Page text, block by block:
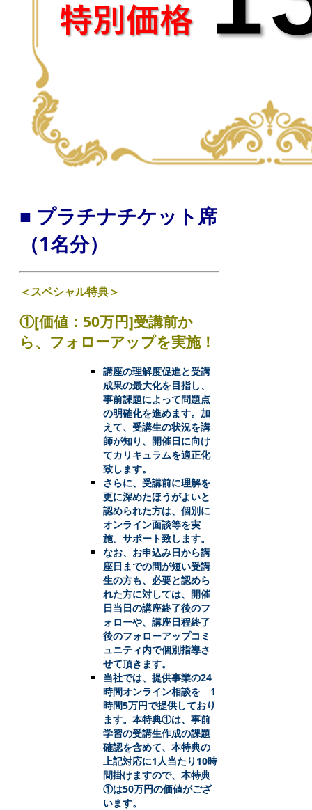
■ プラチナチケット席
（1名分）
＜スペシャル特典＞
①[価値：50万円]受講前か
ら、フォローアップを実施！
講座の理解度促進と受講
成果の最大化を目指し、
事前課題によって問題点
の明確化を進めます。加
えて、受講生の状況を講
師が知り、開催日に向け
てカリキュラムを適正化
致します。
さらに、受講前に理解を
更に深めたほうがよいと
認められた方は、個別に
オンライン面談等を実
施。サポート致します。
なお、お申込み日から講
座日までの間が短い受講
生の方も、必要と認めら
れた方に対しては、開催
日当日の講座終了後のフ
ォローや、講座日程終了
後のフォローアップコミ
ュニティ内で個別指導さ
せて頂きます。
当社では、提供事業の24
時間オンライン相談を 1
時間5万円で提供しており
ます。本特典①は、事前
学習の受講生作成の課題
確認を含めて、本特典の
上記対応に1人当たり10時
間掛けますので、本特典
①は50万円の価値がござ
います。